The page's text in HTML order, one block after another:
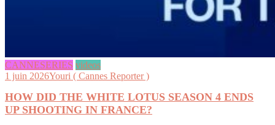
CANNESERIES videos
1 juin 2026Youri ( Cannes Reporter )
HOW DID THE WHITE LOTUS SEASON 4 ENDS
UP SHOOTING IN FRANCE?